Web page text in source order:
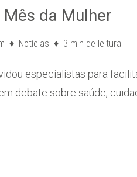
da Mulher
Notícias 3 min de leitura
especialistas para
debate sobre saúde,